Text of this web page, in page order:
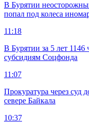
В Бурятии
попал под колеса
11:18
В Бурятии за 5 лет 1146
субсидиям Соцфонда
11:07
Прокуратура через суд
севере Байкала
10:37